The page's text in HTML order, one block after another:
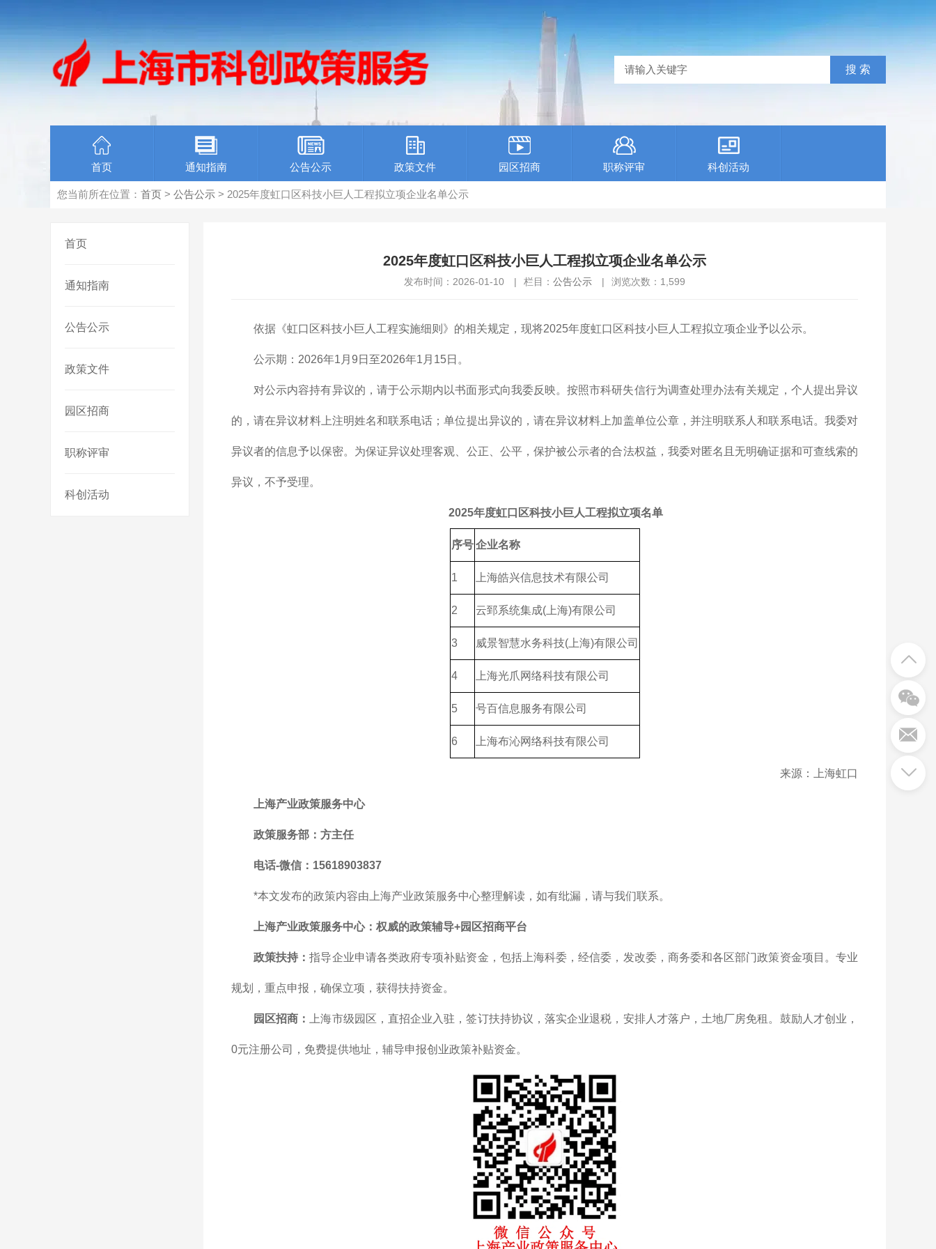
首页 通知指南 公告公示 政策文件 园区招商 职称评审 科创活动
您当前所在位置： 首页 > 公告公示 > 2025年度虹口区科技小巨人工程拟立项企业名单公示
首页
通知指南
公告公示
政策文件
园区招商
职称评审
科创活动
2025年度虹口区科技小巨人工程拟立项企业名单公示
发布时间：2026-01-10 | 栏目： 公告公示 | 浏览次数： 1,599
依据《虹口区科技小巨人工程实施细则》的相关规定，现将2025年度虹口区科技小巨人工程拟立项企业予以公示。
公示期：2026年1月9日至2026年1月15日。
对公示内容持有异议的，请于公示期内以书面形式向我委反映。按照市科研失信行为调查处理办法有关规定，个人提出异议
的，请在异议材料上注明姓名和联系电话；单位提出异议的，请在异议材料上加盖单位公章，并注明联系人和联系电话。我委对
异议者的信息予以保密。为保证异议处理客观、公正、公平，保护被公示者的合法权益，我委对匿名且无明确证据和可查线索的
异议，不予受理。
2025年度虹口区科技小巨人工程拟立项名单
序号 企业名称
1 上海皓兴信息技术有限公司
2 云郅系统集成(上海)有限公司
3 威景智慧水务科技(上海)有限公司
4 上海光爪网络科技有限公司
5 号百信息服务有限公司
6 上海布沁网络科技有限公司
来源：上海虹口
上海产业政策服务中心
政策服务部 ：方主任
电话-微信：15618903837
*本文发布的政策内容由上海产业政策服务中心整理解读，如有纰漏，请与我们联系。
上海产业政策服务中心： 权威的政策辅导+园区招商平台
政策扶持：指导企业申请各类政府专项补贴资金，包括上海科委，经信委，发改委，商务委和各区部门政策资金项目。专业
规划，重点申报，确保立项，获得扶持资金。
园区招商： 上海市级园区，直招企业入驻，签订扶持协议，落实企业退税，安排人才落户，土地厂房免租。鼓励人才创业，
0元注册公司，免费提供地址，辅导申报创业政策补贴资金。